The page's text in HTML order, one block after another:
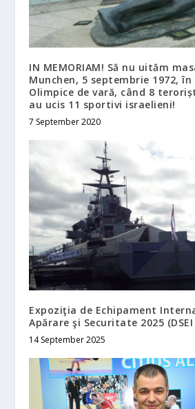
IN MEMORIAM! Să nu uităm
Munchen, 5 septembrie 1972,
Olimpice de vară, când 8
au ucis 11 sportivi israelieni!
7 September 2020
Expoziţia de Echipament
Apărare şi Securitate 2025 (DSEI
14 September 2025